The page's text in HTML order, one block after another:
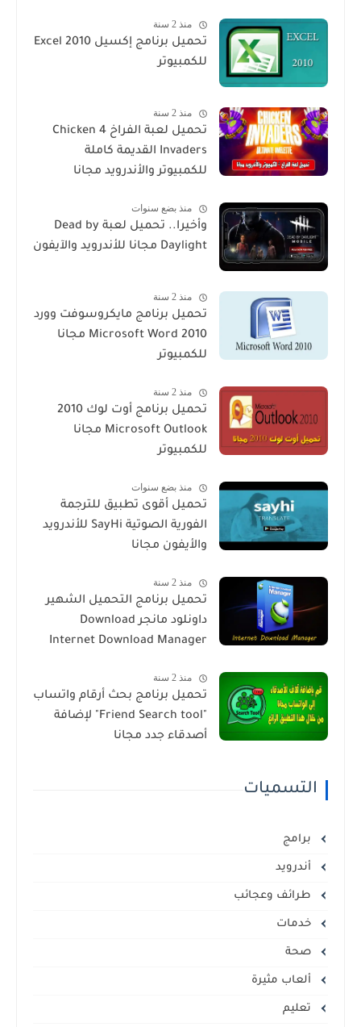
منذ 2 سنة
تحميل برنامج إكسيل Excel 2010
للكمبيوتر
منذ 2 سنة
تحميل لعبة الفراخ 4 Chicken
Invaders القديمة كاملة
للكمبيوتر والأندرويد مجانا
منذ بضع سنوات
وأخيرا.. تحميل لعبة Dead by
Daylight مجانا للأندرويد والآيفون
منذ 2 سنة
تحميل برنامج مايكروسوفت وورد
2010 Microsoft Word مجانا
للكمبيوتر
منذ 2 سنة
تحميل برنامج أوت لوك 2010
Microsoft Outlook مجانا
للكمبيوتر
منذ بضع سنوات
تحميل أقوى تطبيق للترجمة
الفورية الصوتية SayHi للأندرويد
والأيفون مجانا
منذ 2 سنة
تحميل برنامج التحميل الشهير
داونلود مانجر Download
Internet Download Manager
منذ 2 سنة
تحميل برنامج بحث أرقام واتساب
"Friend Search tool" لإضافة
أصدقاء جدد مجانا
التسميات
برامج
أندرويد
طرائف وعجائب
خدمات
صحة
ألعاب مثيرة
تعليم